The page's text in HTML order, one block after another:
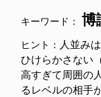
キーワード： 博
ヒント： 人並み
ひけらかさない
高すぎて周囲の
るレベルの相手